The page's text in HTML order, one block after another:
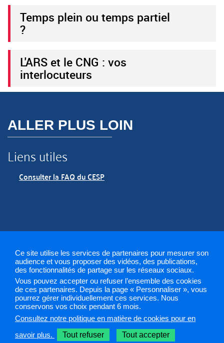
Ce site utilise les services de partenaires pour mesurer son
audience et vous proposer des vidéos, des publications,
des fonctionnalités de partage sur les réseaux sociaux.
Vous pouvez accepter ou refuser l’ensemble des cookies
de ces partenaires. Depuis la page « Personnaliser », vous
pourrez gérer individuellement ces services. Nous
conservons vos choix pendant 6 mois.
Consultez notre politique en matière de cookies pour en
savoir plus.
Tout refuser Tout accepter
Temps plein ou temps partiel
?
L'ARS et le CNG : vos
interlocuteurs
ALLER PLUS LOIN
Liens utiles
Consulter la FAQ du CESP
Mentions légales Plan du site Contact
Gestion des
cookies
ARS 2019
Sélectionnez une région pour accéder à votre site PAPS